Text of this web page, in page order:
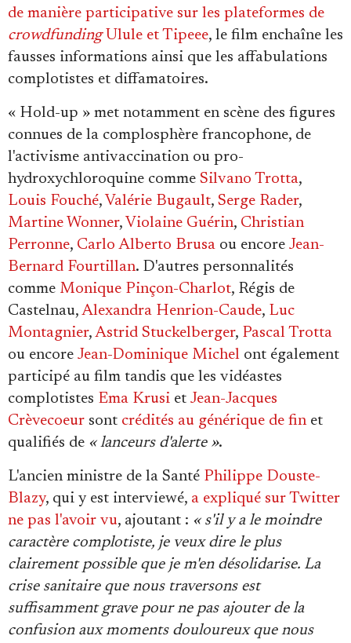
de manière participative sur les plateformes de
crowdfundingUlule et Tipeee, le film enchaîne les
fausses informations ainsi que les affabulations
complotistes et diffamatoires.
« Hold-up » met notamment en scène des figures
connues de la complosphère francophone, de
l'activisme antivaccination ou pro-
hydroxychloroquine comme Silvano Trotta,
Louis Fouché, Valérie Bugault, Serge Rader,
Martine Wonner, Violaine Guérin, Christian
Perronne, Carlo Alberto Brusa ou encore Jean-
Bernard Fourtillan. D'autres personnalités
comme Monique Pinçon-Charlot, Régis de
Castelnau, Alexandra Henrion-Caude, Luc
Montagnier, Astrid Stuckelberger, Pascal Trotta
ou encore Jean-Dominique Michel ont également
participé au film tandis que les vidéastes
complotistes Ema Krusi et Jean-Jacques
Crèvecoeur sont crédités au générique de finet
qualifiés de « lanceurs d'alerte ».
L'ancien ministre de la Santé Philippe Douste-
Blazy, qui y est interviewé, a expliqué sur Twitter
ne pas l'avoir vu, ajoutant : « s'il y a le moindre
caractère complotiste, je veux dire le plus
clairement possible que je m'en désolidarise. La
crise sanitaire que nous traversons est
suffisamment grave pour ne pas ajouter de la
confusion aux moments douloureux que nous